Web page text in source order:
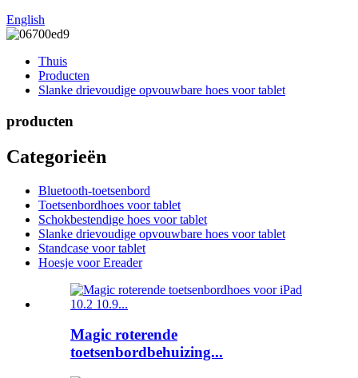
English
Thuis
Producten
Slanke drievoudige opvouwbare hoes voor tablet
producten
Categorieën
Bluetooth-toetsenbord
Toetsenbordhoes voor tablet
Schokbestendige hoes voor tablet
Slanke drievoudige opvouwbare hoes voor tablet
Standcase voor tablet
Hoesje voor Ereader
Magic roterende
toetsenbordbehuizing...